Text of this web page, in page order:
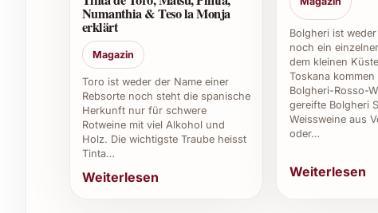
6. Ist Muriel Blanco 2025 für Festlichkeiten
Ja, dieser Wein eignet sich hervorragend für
oder Firmenanlässe, da er durch seinen
7. Kann Muriel Blanco 2025 auch als Geschenk
Absolut. Seine hochwertige Aufmachung und der
beliebten und geschätzten Geschenk für
Numanthia & Teso la Monja
erklärt
Magazin
Toro ist weder der Name einer
Rebsorte noch steht die spanische
Herkunft nur für schwere
Rotweine mit viel Alkohol und
Holz. Die wichtigste Traube heisst
Tinta…
Weiterlesen
Bolgheri ist
noch ein
dem kleinen
Toskana
Bolgheri-Rosso-
gereifte Bolgheri
Weissweine aus
oder…
Weiterlesen